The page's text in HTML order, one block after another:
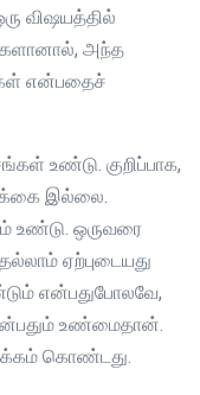
விஷயத்தில்
அந்த
என்பதைச்
உண்டு. குறிப்பாக,
இல்லை.
உண்டு. ஒருவரை
ஏற்புடையது
என்பதுபோலவே,
உண்மைதான்.
கொண்டது.